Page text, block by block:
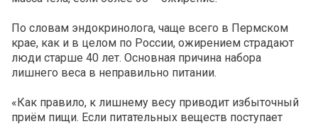
По словам эндокринолога, чаще всего в Пермском
крае, как и в целом по России, ожирением страдают
люди старше 40 лет. Основная причина набора
лишнего веса в неправильно питании.
«Как правило, к лишнему весу приводит избыточный
приём пищи. Если питательных веществ поступает